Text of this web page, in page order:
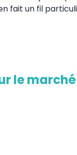
fait un fil
le marché